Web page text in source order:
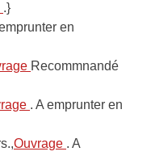
.}
en
Recommnandé
. A emprunter en
Ouvrage . A